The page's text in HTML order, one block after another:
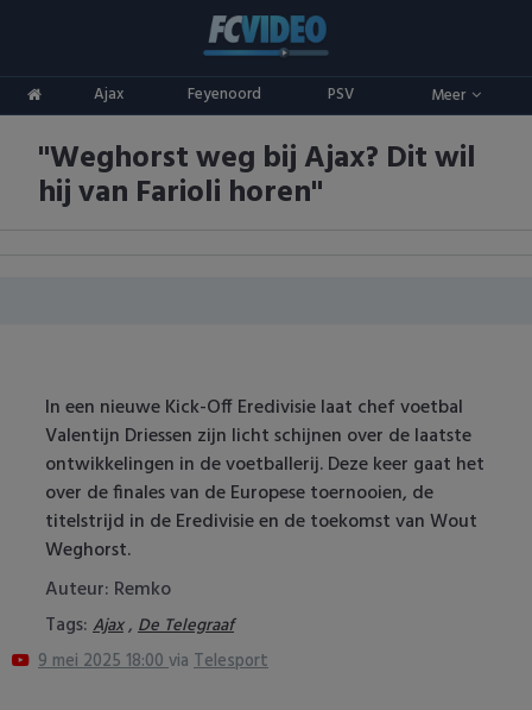
Ajax Feyenoord PSV Meer
ADO Den Haag
Ajax
AZ
FC Utrecht
Feyenoord
Heracles Almelo
NAC Breda
PEC Zwolle
Competities
Eredivisie
Keuken Kampioen Divisie
Champions League
Europa League
Conference League
Oranje
"Weghorst weg bij Ajax? Dit wil
hij van Farioli horen"
In een nieuwe Kick-Off Eredivisie laat chef voetbal
Valentijn Driessen zijn licht schijnen over de laatste
ontwikkelingen in de voetballerij. Deze keer gaat het
over de finales van de Europese toernooien, de
titelstrijd in de Eredivisie en de toekomst van Wout
Weghorst.
Auteur: Remko
Tags: Ajax, De Telegraaf
9 mei 2025 18:00via Telesport